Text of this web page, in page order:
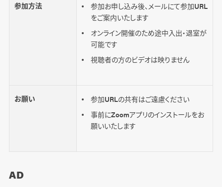
参加方法
参加お申し込み後、メールにて参加URL
をご案内いたします
オンライン開催のため途中入出・退室が
可能です
視聴者の方のビデオは映りません
お願い
参加URLの共有はご遠慮ください
事前にZoomアプリのインストールをお
願いいたします
AD